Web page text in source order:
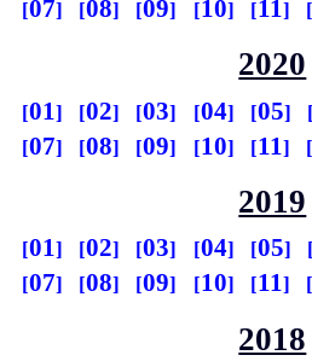
07 08 09 10 11
2020
01 02 03 04 05
07
08 09 10 11
2019
01 02 03 04 05
07
08 09 10 11
2018